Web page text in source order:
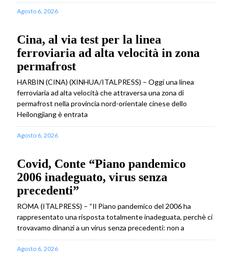
Agosto 6, 2026
Cina, al via test per la linea
ferroviaria ad alta velocità in zona
permafrost
HARBIN (CINA) (XINHUA/ITALPRESS) – Oggi una linea
ferroviaria ad alta velocità che attraversa una zona di
permafrost nella provincia nord-orientale cinese dello
Heilongjiang è entrata
Agosto 6, 2026
Covid, Conte “Piano pandemico
2006 inadeguato, virus senza
precedenti”
ROMA (ITALPRESS) – “Il Piano pandemico del 2006 ha
rappresentato una risposta totalmente inadeguata, perchè ci
trovavamo dinanzi a un virus senza precedenti: non a
Agosto 6, 2026